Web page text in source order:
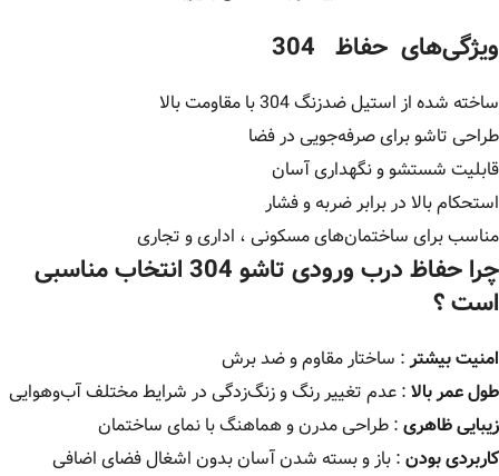
ویژگی‌های حفاظ 304
ساخته شده از استیل ضدزنگ 304 با مقاومت بالا
طراحی تاشو برای صرفه‌جویی در فضا
قابلیت شستشو و نگهداری آسان
استحکام بالا در برابر ضربه و فشار
مناسب برای ساختمان‌های مسکونی ، اداری و تجاری
چرا حفاظ درب ورودی تاشو 304 انتخاب مناسبی
است ؟
امنیت بیشتر : ساختار مقاوم و ضد برش
طول عمر بالا : عدم تغییر رنگ و زنگ‌زدگی در شرایط مختلف آب‌وهوایی
زیبایی ظاهری : طراحی مدرن و هماهنگ با نمای ساختمان
کاربردی بودن : باز و بسته شدن آسان بدون اشغال فضای اضافی